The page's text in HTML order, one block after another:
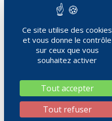
Ce site utilise des cookies
et vous donne le contrôle
sur ceux que vous
souhaitez activer
Tout accepter
Tout refuser